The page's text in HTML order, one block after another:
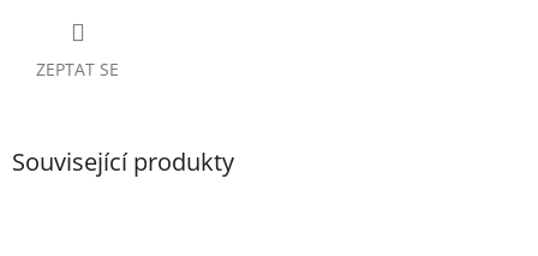
ZEPTAT SE
Související produkty